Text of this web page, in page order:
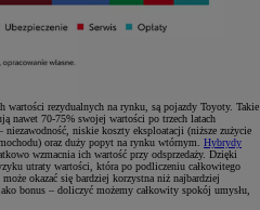
wartości rezydualnych na rynku, są pojazdy Toyoty. Takie
nawet 70-75% swojej wartości po trzech latach
niskie koszty eksploatacji (niższe zużycie
oraz duży popyt na rynku wtórnym. Hybrydy
wzmacnia ich wartość przy odsprzedaży. Dzięki
utraty wartości, która po podliczeniu całkowitego
okazać się bardziej korzystna niż najbardziej
bonus – doliczyć możemy całkowity spokój umysłu,